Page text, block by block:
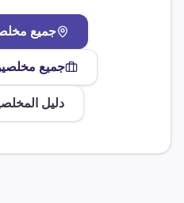
جميع
جميع
دليل